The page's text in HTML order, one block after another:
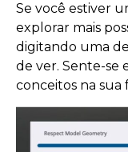
Se você estiver
explorar mais
digitando uma
de ver. Sente-se
conceitos na sua